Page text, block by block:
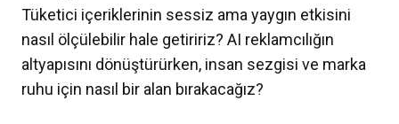
Tüketici içeriklerinin sessiz ama yaygın etkisini
nasıl ölçülebilir hale getiririz? AI reklamcılığın
altyapısını dönüştürürken, insan sezgisi ve marka
ruhu için nasıl bir alan bırakacağız?